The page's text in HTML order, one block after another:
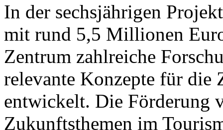
In der sechsjährigen
mit rund 5,5 Millionen
Zentrum zahlreiche
relevante Konzepte für die
entwickelt. Die Förderung
Zukunftsthemen im